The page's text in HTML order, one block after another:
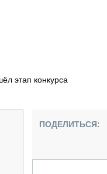
ТЕХНИКА
ТРАНСПОРТ
этап конкурса
ПОДЕЛИТЬСЯ: